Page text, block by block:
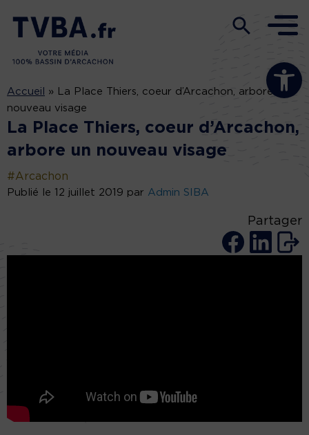
Ouvrir la
Accueil »
La Place Thiers, coeur d’Arcachon, arbore un
nouveau visage
La Place Thiers, coeur d’Arcachon,
arbore un nouveau visage
#Arcachon
Publié le 12 juillet 2019 par Admin SIBA
Partager